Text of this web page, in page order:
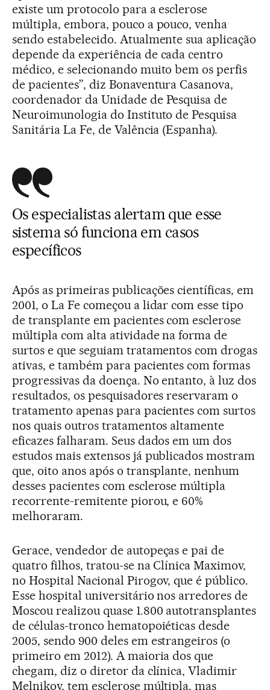
existe um protocolo para a esclerose
múltipla, embora, pouco a pouco, venha
sendo estabelecido. Atualmente sua aplicação
depende da experiência de cada centro
médico, e selecionando muito bem os perfis
de pacientes”, diz Bonaventura Casanova,
coordenador da Unidade de Pesquisa de
Neuroimunologia do Instituto de Pesquisa
Sanitária La Fe, de Valência (Espanha).
Os especialistas alertam que esse
sistema só funciona em casos
específicos
Após as primeiras publicações científicas, em
2001, o La Fe começou a lidar com esse tipo
de transplante em pacientes com esclerose
múltipla com alta atividade na forma de
surtos e que seguiam tratamentos com drogas
ativas, e também para pacientes com formas
progressivas da doença. No entanto, à luz dos
resultados, os pesquisadores reservaram o
tratamento apenas para pacientes com surtos
nos quais outros tratamentos altamente
eficazes falharam. Seus dados em um dos
estudos mais extensos já publicados mostram
que, oito anos após o transplante, nenhum
desses pacientes com esclerose múltipla
recorrente-remitente piorou, e 60%
melhoraram.
Gerace, vendedor de autopeças e pai de
quatro filhos, tratou-se na Clínica Maximov,
no Hospital Nacional Pirogov, que é público.
Esse hospital universitário nos arredores de
Moscou realizou quase 1.800 autotransplantes
de células-tronco hematopoiéticas desde
2005, sendo 900 deles em estrangeiros (o
primeiro em 2012). A maioria dos que
chegam, diz o diretor da clínica, Vladimir
Melnikov, tem esclerose múltipla, mas